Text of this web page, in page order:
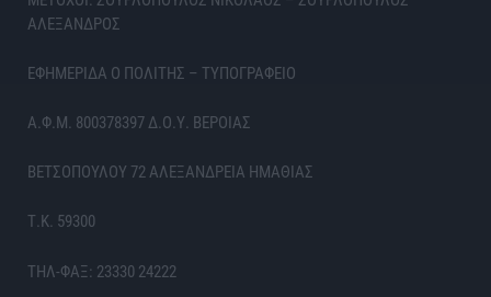
ΑΛΕΞΑΝΔΡΟΣ
ΕΦΗΜΕΡΙΔΑ Ο ΠΟΛΙΤΗΣ – ΤΥΠΟΓΡΑΦΕΙΟ
Α.Φ.Μ. 800378397 Δ.Ο.Υ. ΒΕΡΟΙΑΣ
ΒΕΤΣΟΠΟΥΛΟΥ 72 ΑΛΕΞΑΝΔΡΕΙΑ ΗΜΑΘΙΑΣ
Τ.Κ. 59300
ΤΗΛ-ΦΑΞ: 23330 24222